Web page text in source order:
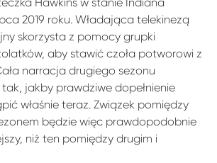
2019 roku. Władająca telekinezą
skorzysta z pomocy grupki
aby stawić czoła potworowi z
narracja drugiego sezonu
jakby prawdziwe dopełnienie
właśnie teraz. Związek pomiędzy
będzie więc prawdopodobnie
niż ten pomiędzy drugim i